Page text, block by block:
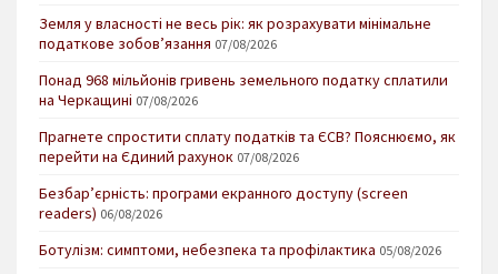
Земля у власності не весь рік: як розрахувати мінімальне
податкове зобов’язання 07/08/2026
Понад 968 мільйонів гривень земельного податку сплатили
на Черкащині 07/08/2026
Прагнете спростити сплату податків та ЄСВ? Пояснюємо, як
перейти на Єдиний рахунок 07/08/2026
Безбар’єрність: програми екранного доступу (screen
readers) 06/08/2026
Ботулізм: симптоми, небезпека та профілактика 05/08/2026